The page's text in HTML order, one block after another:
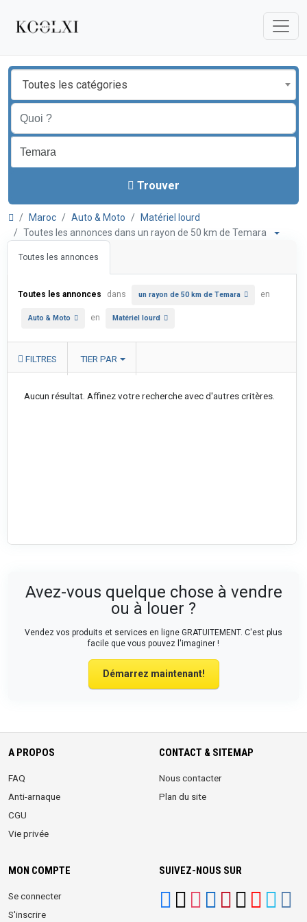
Toutes les catégories
Trouver
Maroc Auto & Moto
Matériel lourd
Toutes les annonces dans un rayon de 50 km de Temara
Toutes les annonces
Toutes les annonces dans un rayon de 50 km de Temara en
Auto & Moto en Matériel lourd
FILTRES TIER PAR
Aucun résultat. Affinez votre recherche avec d'autres critères.
Avez-vous quelque chose à vendre
ou à louer ?
Vendez vos produits et services en ligne GRATUITEMENT. C'est plus
facile que vous pouvez l'imaginer !
Démarrez maintenant!
A PROPOS
FAQ
Anti-arnaque
CGU
Vie privée
CONTACT & SITEMAP
Nous contacter
Plan du site
MON COMPTE
Se connecter
S'inscrire
SUIVEZ-NOUS SUR